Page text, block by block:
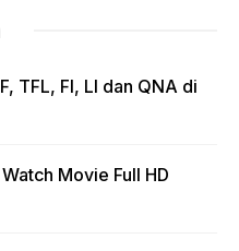
TFL, FI, LI dan QNA di
Movie Full HD